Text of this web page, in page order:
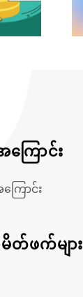
ြောင်း
ောင်း
တ်ဖက်များ